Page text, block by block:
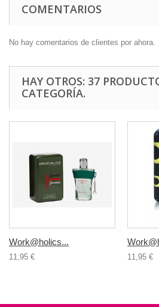
COMENTARIOS
No hay comentarios de clientes por ahora.
HAY OTROS: 37
CATEGORÍA.
Work@holics...
11,95 € 11,95 €